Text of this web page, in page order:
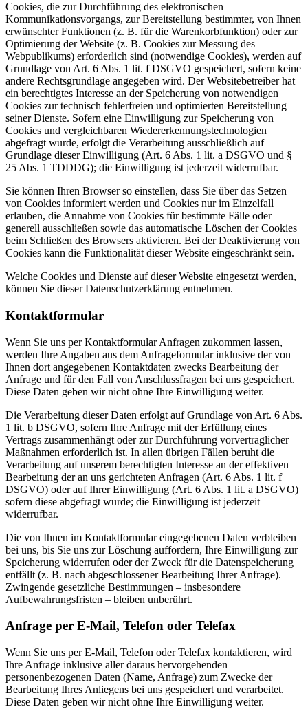
Cookies, die zur Durchführung des elektronischen
Kommunikationsvorgangs, zur Bereitstellung bestimmter, von Ihnen
erwünschter Funktionen (z. B. für die Warenkorbfunktion) oder zur
Optimierung der Website (z. B. Cookies zur Messung des
Webpublikums) erforderlich sind (notwendige Cookies), werden auf
Grundlage von Art. 6 Abs. 1 lit. f DSGVO gespeichert, sofern keine
andere Rechtsgrundlage angegeben wird. Der Websitebetreiber hat
ein berechtigtes Interesse an der Speicherung von notwendigen
Cookies zur technisch fehlerfreien und optimierten Bereitstellung
seiner Dienste. Sofern eine Einwilligung zur Speicherung von
Cookies und vergleichbaren Wiedererkennungstechnologien
abgefragt wurde, erfolgt die Verarbeitung ausschließlich auf
Grundlage dieser Einwilligung (Art. 6 Abs. 1 lit. a DSGVO und §
25 Abs. 1 TDDDG); die Einwilligung ist jederzeit widerrufbar.
Sie können Ihren Browser so einstellen, dass Sie über das Setzen
von Cookies informiert werden und Cookies nur im Einzelfall
erlauben, die Annahme von Cookies für bestimmte Fälle oder
generell ausschließen sowie das automatische Löschen der Cookies
beim Schließen des Browsers aktivieren. Bei der Deaktivierung von
Cookies kann die Funktionalität dieser Website eingeschränkt sein.
Welche Cookies und Dienste auf dieser Website eingesetzt werden,
können Sie dieser Datenschutzerklärung entnehmen.
Kontaktformular
Wenn Sie uns per Kontaktformular Anfragen zukommen lassen,
werden Ihre Angaben aus dem Anfrageformular inklusive der von
Ihnen dort angegebenen Kontaktdaten zwecks Bearbeitung der
Anfrage und für den Fall von Anschlussfragen bei uns gespeichert.
Diese Daten geben wir nicht ohne Ihre Einwilligung weiter.
Die Verarbeitung dieser Daten erfolgt auf Grundlage von Art. 6 Abs.
1 lit. b DSGVO, sofern Ihre Anfrage mit der Erfüllung eines
Vertrags zusammenhängt oder zur Durchführung vorvertraglicher
Maßnahmen erforderlich ist. In allen übrigen Fällen beruht die
Verarbeitung auf unserem berechtigten Interesse an der effektiven
Bearbeitung der an uns gerichteten Anfragen (Art. 6 Abs. 1 lit. f
DSGVO) oder auf Ihrer Einwilligung (Art. 6 Abs. 1 lit. a DSGVO)
sofern diese abgefragt wurde; die Einwilligung ist jederzeit
widerrufbar.
Die von Ihnen im Kontaktformular eingegebenen Daten verbleiben
bei uns, bis Sie uns zur Löschung auffordern, Ihre Einwilligung zur
Speicherung widerrufen oder der Zweck für die Datenspeicherung
entfällt (z. B. nach abgeschlossener Bearbeitung Ihrer Anfrage).
Zwingende gesetzliche Bestimmungen – insbesondere
Aufbewahrungsfristen – bleiben unberührt.
Anfrage per E-Mail, Telefon oder Telefax
Wenn Sie uns per E-Mail, Telefon oder Telefax kontaktieren, wird
Ihre Anfrage inklusive aller daraus hervorgehenden
personenbezogenen Daten (Name, Anfrage) zum Zwecke der
Bearbeitung Ihres Anliegens bei uns gespeichert und verarbeitet.
Diese Daten geben wir nicht ohne Ihre Einwilligung weiter.